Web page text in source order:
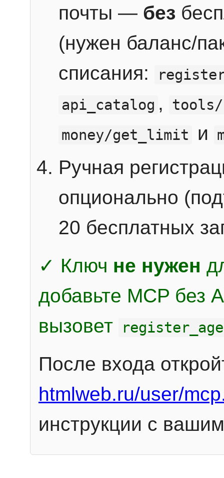
почты — без
(нужен баланс/
списания:
api_catalog ,
money/get_limit
и
Ручная
опционально
20 бесплатных
✓ Ключ не нужен
добавьте MCP без
вызовет
После входа
htmlweb.ru/user/
инструкции с